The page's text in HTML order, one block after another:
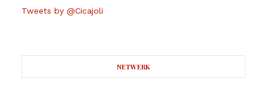
Tweets by @Cicajoli
NETWERK